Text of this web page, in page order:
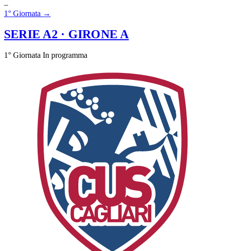
–
1° Giornata →
SERIE A2 · GIRONE A
1° Giornata In programma